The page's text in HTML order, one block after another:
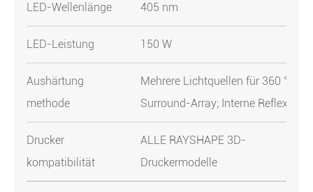
LED-Wellenlänge 405 nm
LED-Leistung 150 W
Aushärtung
methode
Mehrere Lichtquellen für 360 °
Surround-Array; Interne Reflexion
Drucker
kompatibilität
ALLE RAYSHAPE 3D-
Druckermodelle